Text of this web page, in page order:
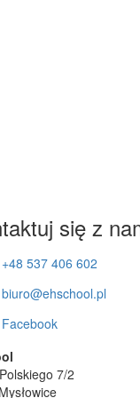
się z
+48 537 406 602
biuro@ehschool.pl
Facebook
7/2